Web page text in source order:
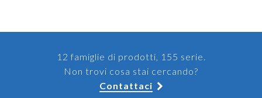
12 famiglie di prodotti, 155 serie.
Non trovi cosa stai cercando?
Contattaci